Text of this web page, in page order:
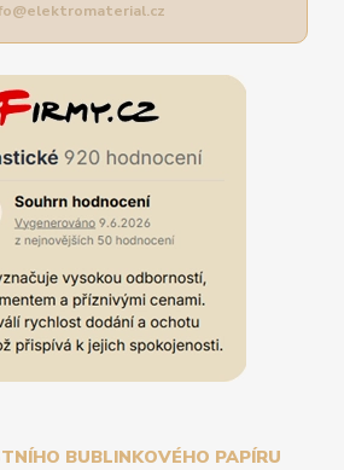
BUBLINKOVÉHO PAPÍRU